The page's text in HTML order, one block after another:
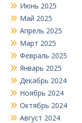
Июнь 2025
Май 2025
Апрель 2025
Март 2025
Февраль 2025
Январь 2025
Декабрь 2024
Ноябрь 2024
Октябрь 2024
Август 2024